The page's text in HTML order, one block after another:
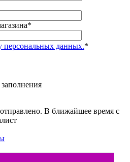
*
персональных данных.*
В ближайшее время с